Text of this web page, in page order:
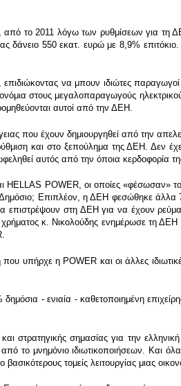
το 2011 λόγω των ρυθμίσεων για τη
δάνειο 550 εκατ. ευρώ με 8,9%
να μπουν ιδιώτες
στους μεγαλοπαραγωγούς
αυτοί από την ΔΕΗ.
που έχουν δημιουργηθεί από την
και στο ξεπούλημα της ΔΕΗ. Δεν
αυτός από την όποια κερδοφορία
HELLAS POWER, οι οποίες «φέσωσαν»
Επιπλέον, η ΔΕΗ φεσώθηκε άλλα 70
επιστρέψουν στη ΔΕΗ για να έχουν
χρήματος κ. Νικολούδης ενημέρωσε τη
η POWER και οι άλλες
- ενιαία - καθετοποιημένη
στρατηγικής σημασίας για την
μνημόνιο ιδιωτικοποιήσεων. Και
τομείς λειτουργίας μιας